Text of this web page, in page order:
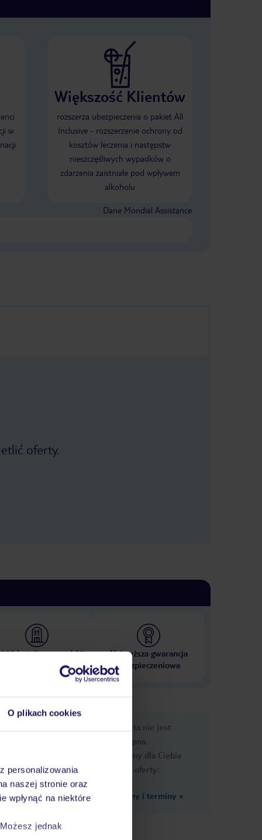
O plikach cookies
personalizowania
naszej stronie oraz
wpłynąć na niektóre
jednak
w
Większość Klientów
rozszerza ubezpieczenia o pakiet All
Inclusive - rozszerzenie ochrony od
kosztów leczenia i następstw
nieszczęśliwych wypadków o
zdarzenia zaistniałe pod wpływem
alkoholu
Dane Mondial Assistance
oferty.
hoteli w ponad 50
Najwyższa gwarancja
ubezpieczeniowa
Ups, ta oferta nie jest
dostępna.
Przygotowaliśmy dla Ciebie
podobne oferty:
Zobacz inne ceny i terminy »